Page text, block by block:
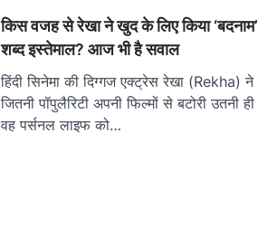
किस वजह से रेखा ने खुद के लिए किया ‘बदनाम’
शब्द इस्तेमाल? आज भी है सवाल
हिंदी सिनेमा की दिग्गज एक्ट्रेस रेखा (Rekha) ने
जितनी पॉपुलैरिटी अपनी फिल्मों से बटोरी उतनी ही
वह पर्सनल लाइफ को…